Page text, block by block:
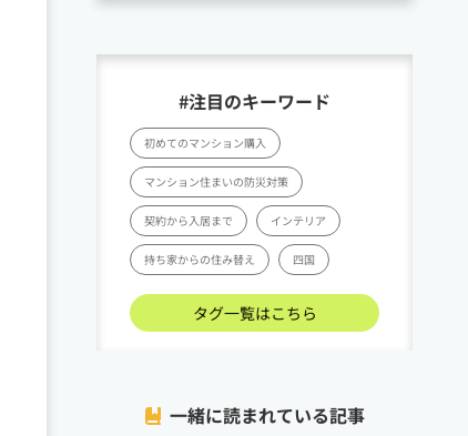
#注目のキーワード
初めてのマンション購入
マンション住まいの防災対策
契約から入居まで インテリア
持ち家からの住み替え 四国
タグ一覧はこちら
一緒に読まれている記事